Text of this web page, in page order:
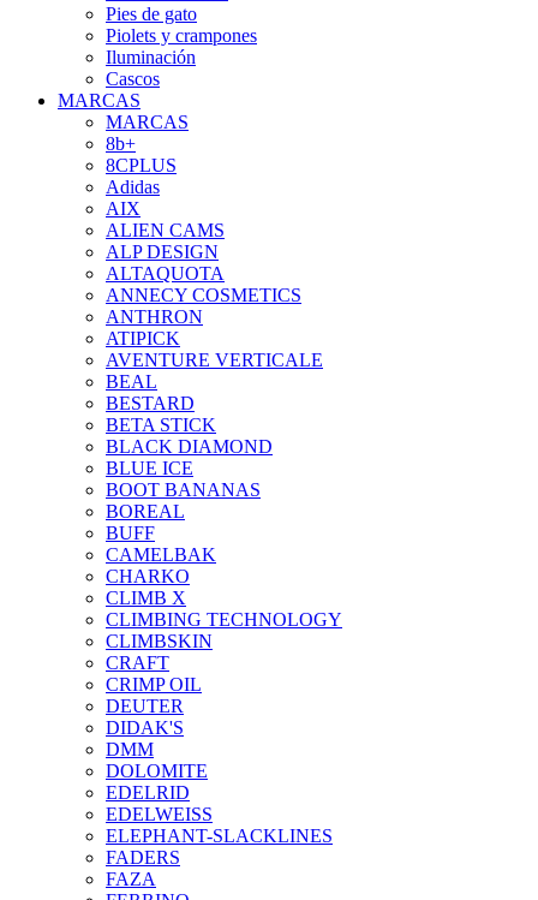
Pies de gato
Piolets y crampones
Iluminación
Cascos
MARCAS
MARCAS
8b+
8CPLUS
Adidas
AIX
ALIEN CAMS
ALP DESIGN
ALTAQUOTA
ANNECY COSMETICS
ANTHRON
ATIPICK
AVENTURE VERTICALE
BEAL
BESTARD
BETA STICK
BLACK DIAMOND
BLUE ICE
BOOT BANANAS
BOREAL
BUFF
CAMELBAK
CHARKO
CLIMB X
CLIMBING TECHNOLOGY
CLIMBSKIN
CRAFT
CRIMP OIL
DEUTER
DIDAK'S
DMM
DOLOMITE
EDELRID
EDELWEISS
ELEPHANT-SLACKLINES
FADERS
FAZA